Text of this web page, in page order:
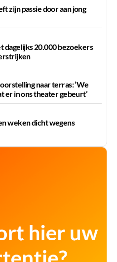
zijn passie door aan jong
20.000 bezoekers
naar terras: ‘We
er in ons theater gebeurt’
weken dicht wegens